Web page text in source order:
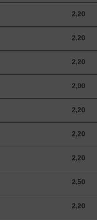
2,20
2,20 EUR
2,20
2,20 EUR
2,20
2,20 EUR
2,00
2,00 EUR
2,20
2,20 EUR
2,20
2,20 EUR
2,20
2,20 EUR
2,50
2,50 EUR
2,20
2,20 EUR